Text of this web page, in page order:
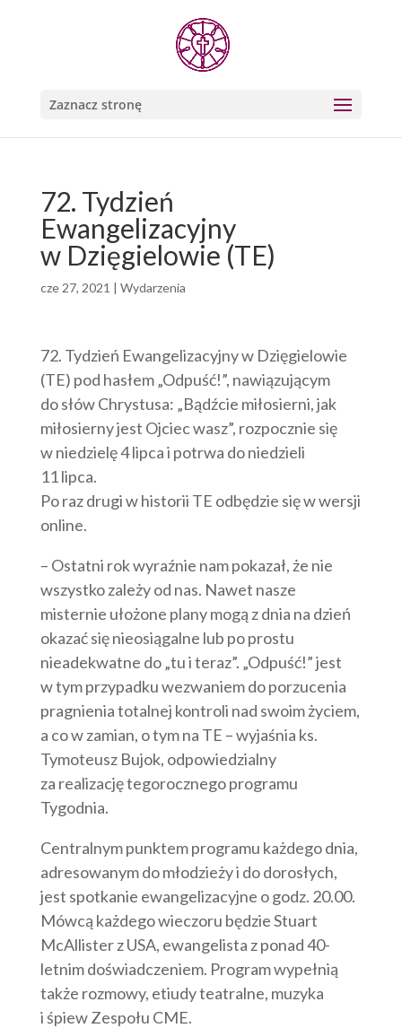
Zaznacz stronę
72. Tydzień
Ewangelizacyjny
w Dzięgielowie (TE)
cze 27, 2021 | Wydarzenia
72. Tydzień Ewangelizacyjny w Dzięgielowie
(TE) pod hasłem „Odpuść!”, nawiązującym
do słów Chrystusa: „Bądźcie miłosierni, jak
miłosierny jest Ojciec wasz”, rozpocznie się
w niedzielę 4 lipca i potrwa do niedzieli
11 lipca.
Po raz drugi w historii TE odbędzie się w wersji
online.
– Ostatni rok wyraźnie nam pokazał, że nie
wszystko zależy od nas. Nawet nasze
misternie ułożone plany mogą z dnia na dzień
okazać się nieosiągalne lub po prostu
nieadekwatne do „tu i teraz”. „Odpuść!” jest
w tym przypadku wezwaniem do porzucenia
pragnienia totalnej kontroli nad swoim życiem,
a co w zamian, o tym na TE – wyjaśnia ks.
Tymoteusz Bujok, odpowiedzialny
za realizację tegorocznego programu
Tygodnia.
Centralnym punktem programu każdego dnia,
adresowanym do młodzieży i do dorosłych,
jest spotkanie ewangelizacyjne o godz. 20.00.
Mówcą każdego wieczoru będzie Stuart
McAllister z USA, ewangelista z ponad 40-
letnim doświadczeniem. Program wypełnią
także rozmowy, etiudy teatralne, muzyka
i śpiew Zespołu CME.